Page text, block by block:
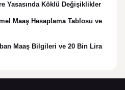
Yasasında Köklü Değişiklikler
Maaş Hesaplama Tablosu ve
Maaş Bilgileri ve 20 Bin Lira